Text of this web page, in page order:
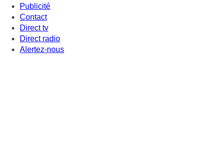
Publicité
Contact
Direct tv
Direct radio
Alertez-nous